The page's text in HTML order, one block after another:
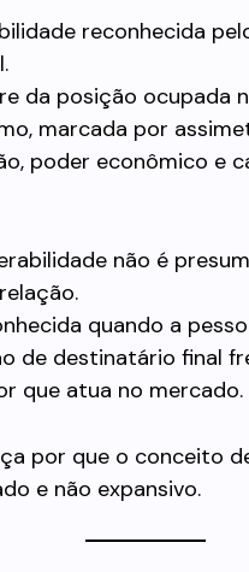
reconhecida
da posição ocupada
marcada por
poder econômico e
não é
quando a
de destinatário final
que atua no mercado.
por que o conceito
e não expansivo.